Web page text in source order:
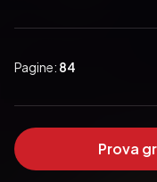
Pagine: 84
Prova